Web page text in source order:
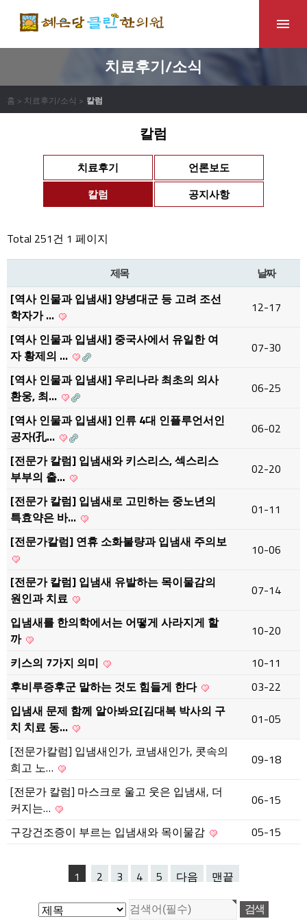
치료후기/소식
홈 > 치료후기/소식 > 칼럼
칼럼
치료후기
언론보도
칼럼
공지사항
Total 251건 1 페이지
제목 날짜
[역사 인물과 입냄새] 양녕대군 등 고려 조선
학자가 …
12-17
[역사 인물과 입냄새] 중국사에서 유일한 여
자 황제의 …
07-30
[역사 인물과 입냄새] 우리나라 최초의 의사
환웅, 최…
06-25
[역사 인물과 입냄새] 인류 4대 인플루언서인
공자(孔…
06-02
[전문가 칼럼] 입냄새와 키스리스, 섹스리스
부부의 출…
02-20
[전문가 칼럼] 입냄새로 고민하는 중노년의
특효약은 바…
01-11
[전문가칼럼] 연휴 소화불량과 입냄새 주의보
10-06
[전문가 칼럼] 입냄새 유발하는 목이물감의
원인과 치료
07-14
입냄새를 한의학에서는 어떻게 사라지게 할
까
10-20
키스의 7가지 의미
10-11
후비루증후군 말하는 것도 힘들게 한다
03-22
입냄새 문제 함께 알아봐요[김대복 박사의 구
치 치료 동…
01-05
[전문가칼럼] 입냄새인가, 코냄새인가, 콧속의
희고 노…
09-18
[전문가 칼럼] 마스크로 울고 웃은 입냄새, 더
커지는…
06-15
구강건조증이 부르는 입냄새와 목이물감
05-15
1 2 3 4 5 다음 맨끝